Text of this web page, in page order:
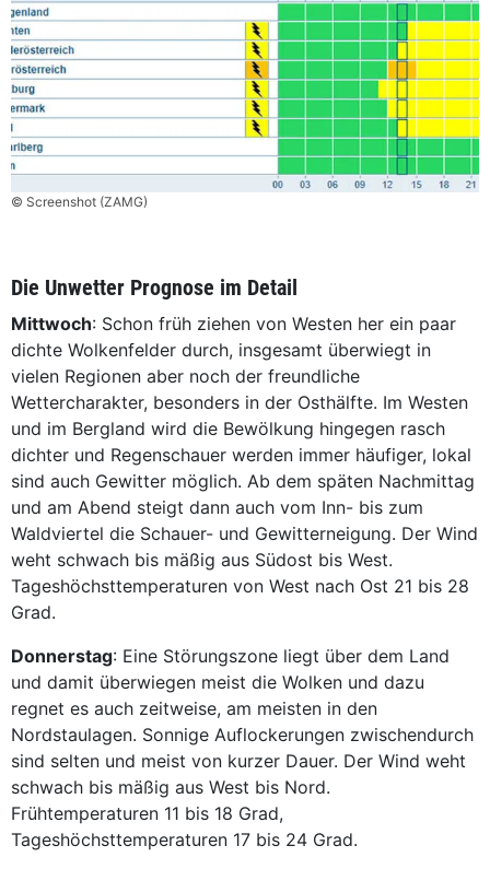
© Screenshot (ZAMG)
Die Unwetter Prognose im Detail
Mittwoch: Schon früh ziehen von Westen her ein paar
dichte Wolkenfelder durch, insgesamt überwiegt in
vielen Regionen aber noch der freundliche
Wettercharakter, besonders in der Osthälfte. Im Westen
und im Bergland wird die Bewölkung hingegen rasch
dichter und Regenschauer werden immer häufiger, lokal
sind auch Gewitter möglich. Ab dem späten Nachmittag
und am Abend steigt dann auch vom Inn- bis zum
Waldviertel die Schauer- und Gewitterneigung. Der Wind
weht schwach bis mäßig aus Südost bis West.
Tageshöchsttemperaturen von West nach Ost 21 bis 28
Grad.
Donnerstag: Eine Störungszone liegt über dem Land
und damit überwiegen meist die Wolken und dazu
regnet es auch zeitweise, am meisten in den
Nordstaulagen. Sonnige Auflockerungen zwischendurch
sind selten und meist von kurzer Dauer. Der Wind weht
schwach bis mäßig aus West bis Nord.
Frühtemperaturen 11 bis 18 Grad,
Tageshöchsttemperaturen 17 bis 24 Grad.